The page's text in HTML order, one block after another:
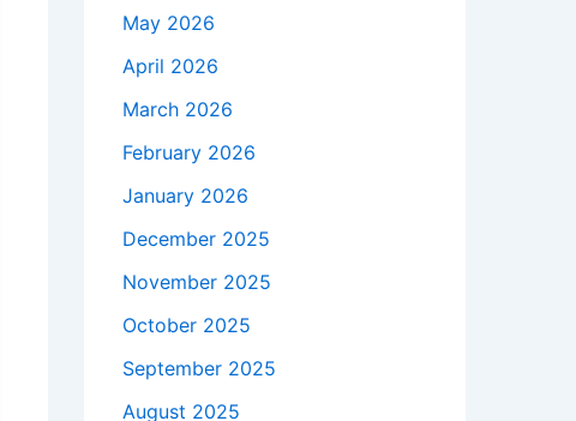
May 2026
April 2026
March 2026
February 2026
January 2026
December 2025
November 2025
October 2025
September 2025
August 2025